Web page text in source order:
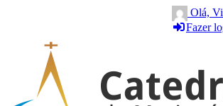
Olá,
Fazer